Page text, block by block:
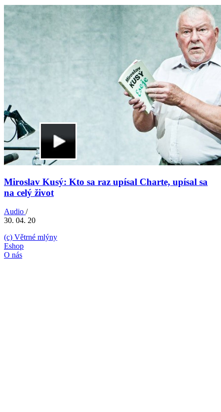
Miroslav Kusý: Kto sa raz upísal Charte, upísal sa
na celý život
Audio /
30. 04. 20
(c) Větrné mlýny
Eshop
O nás